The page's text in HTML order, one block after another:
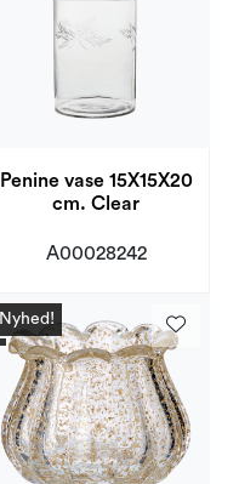
Penine vase 15X15X20
cm. Clear
A00028242
Nyhed!